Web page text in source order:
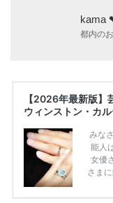
kama
都内の
【2026年最新版】
ウィンストン・カ
みな
能人
女優
さま
ーウ